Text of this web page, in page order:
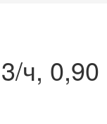
ч, 0,90